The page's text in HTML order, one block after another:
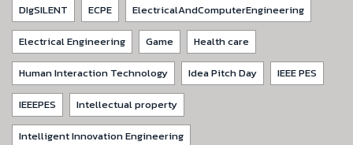
DIgSILENT ECPE ElectricalAndComputerEngineering
Electrical Engineering Game Health care
Human Interaction Technology Idea Pitch Day IEEE PES
IEEEPES Intellectual property
Intelligent Innovation Engineering